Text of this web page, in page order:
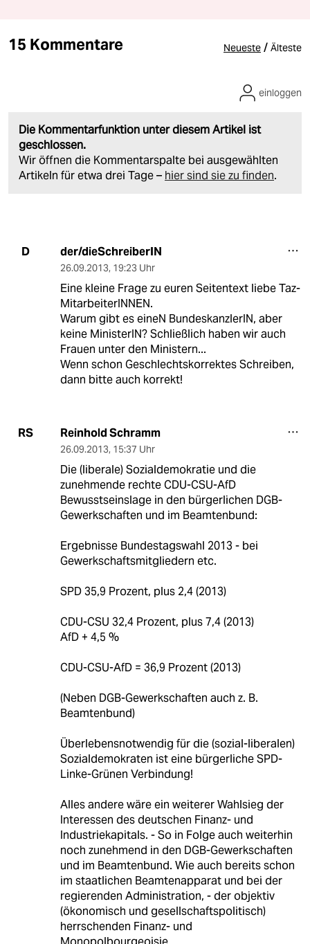
15 Kommentare Neueste / Älteste
Die Kommentarfunktion unter diesem Artikel ist
geschlossen.
Wir öffnen die Kommentarspalte bei ausgewählten
Artikeln für etwa drei Tage – hier sind sie zu finden.
einloggen
D der/dieSchreiberIN
26.09.2013, 19:23 Uhr
Eine kleine Frage zu euren Seitentext liebe Taz-
MitarbeiterINNEN.
Warum gibt es eineN BundeskanzlerIN, aber
keine MinisterIN? Schließlich haben wir auch
Frauen unter den Ministern...
Wenn schon Geschlechtskorrektes Schreiben,
dann bitte auch korrekt!
RS Reinhold Schramm
26.09.2013, 15:37 Uhr
Die (liberale) Sozialdemokratie und die
zunehmende rechte CDU-CSU-AfD
Bewusstseinslage in den bürgerlichen DGB-
Gewerkschaften und im Beamtenbund:
Ergebnisse Bundestagswahl 2013 - bei
Gewerkschaftsmitgliedern etc.
SPD 35,9 Prozent, plus 2,4 (2013)
CDU-CSU 32,4 Prozent, plus 7,4 (2013)
AfD + 4,5 %
CDU-CSU-AfD = 36,9 Prozent (2013)
(Neben DGB-Gewerkschaften auch z. B.
Beamtenbund)
Überlebensnotwendig für die (sozial-liberalen)
Sozialdemokraten ist eine bürgerliche SPD-
Linke-Grünen Verbindung!
Alles andere wäre ein weiterer Wahlsieg der
Interessen des deutschen Finanz- und
Industriekapitals. - So in Folge auch weiterhin
noch zunehmend in den DGB-Gewerkschaften
und im Beamtenbund. Wie auch bereits schon
im staatlichen Beamtenapparat und bei der
regierenden Administration, - der objektiv
(ökonomisch und gesellschaftspolitisch)
herrschenden Finanz- und